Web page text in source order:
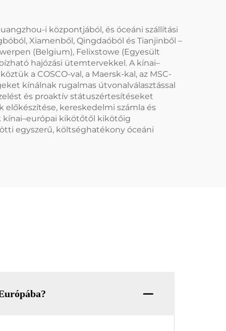
i központjából, és óceáni szállítási
Xiamenből, Qingdaóból és Tianjinből –
(Belgium), Felixstowe (Egyesült
hajózási ütemtervekkel. A kínai–
a COSCO-val, a Maersk-kal, az MSC-
kínálnak rugalmas útvonalválasztással
és proaktív státuszértesítéseket
kereskedelmi számla és
kínai–európai kikötőtől kikötőig
egyszerű, költséghatékony óceáni